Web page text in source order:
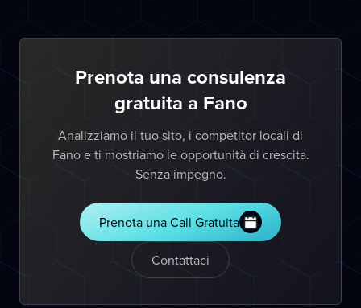
Prenota una consulenza
gratuita a Fano
Analizziamo il tuo sito, i competitor locali di
Fano e ti mostriamo le opportunità di crescita.
Senza impegno.
Prenota una Call Gratuita
Contattaci